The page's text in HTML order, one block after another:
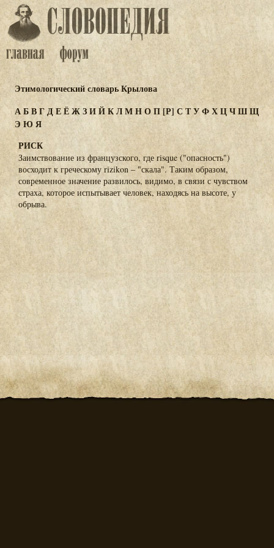
Этимологический словарь Крылова
АБВГДЕЁЖЗИЙКЛМНОП[Р] СТУФХЦЧШЩ
Э Ю Я
РИСК
Заимствование из французского, где risque ("опасность")
восходит к греческому rizikon – "скала". Таким образом,
современное значение развилось, видимо, в связи с чувством
страха, которое испытывает человек, находясь на высоте, у
обрыва.